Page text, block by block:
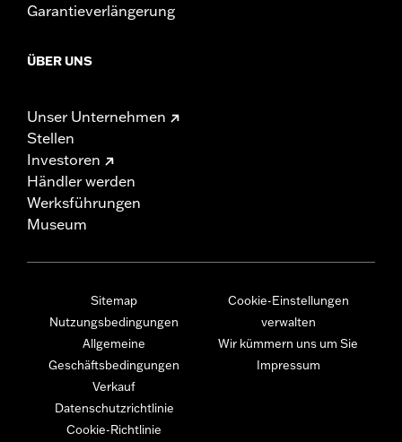
Garantieverlängerung
ÜBER UNS
Unser Unternehmen
Stellen
Investoren
Händler werden
Werksführungen
Museum
Sitemap
Nutzungsbedingungen
Allgemeine
Geschäftsbedingungen
Verkauf
Datenschutzrichtlinie
Cookie-Richtlinie
Cookie-Einstellungen
verwalten
Wir kümmern uns um Sie
Impressum